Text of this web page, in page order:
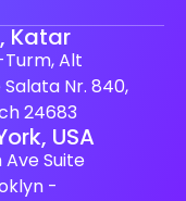
Katar
Turm, Alt
Nr. 840,
24683
USA
Ave Suite
-